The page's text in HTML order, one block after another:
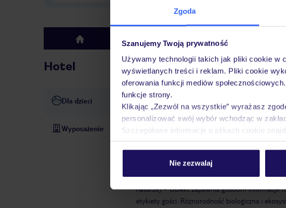
Zgoda
Szanujemy Twoją prywatność
Używamy technologii takich jak pliki cookie w
wyświetlanych treści i reklam. Pliki cookie
oferowania funkcji mediów
funkcje strony.
Klikając „Zezwól na wszystkie” wyrażasz
personalizować swój wybór wchodząc w
Szczegółowe informacje o plikach cookie
Nie zezwalaj
top Hotel Pokoje
Hotel
Dla dzieci Plac zabaw dla dzieci
Wyposażenie recepcja, sejf hotelowy wspólny salon/TV
sprzyjającej pogodzie, bez opłaty, na zewnątrz
Zwierzęta
dostępności), niestrzeżony: bez opłat
charytatywne lub wydarzenia społeczne (np.
naturze)
Obiekt zapewnia gościom informacje
etykiety gości. Różnorodność biologiczna i